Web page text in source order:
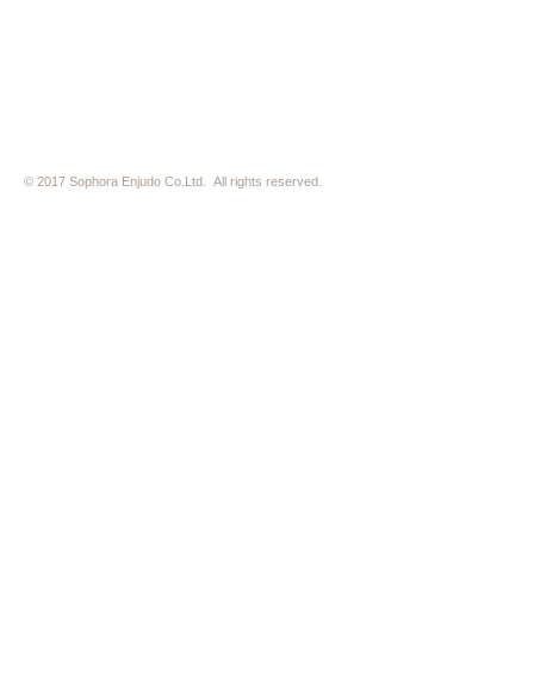
© 2017 Sophora Enjudo Co.Ltd. All rights reserved.